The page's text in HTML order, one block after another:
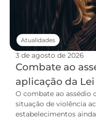
3 de agosto de 2026
Combate ao
aplicação da Lei
O combate ao assédio
situação de violência
estabelecimentos
Atualidades